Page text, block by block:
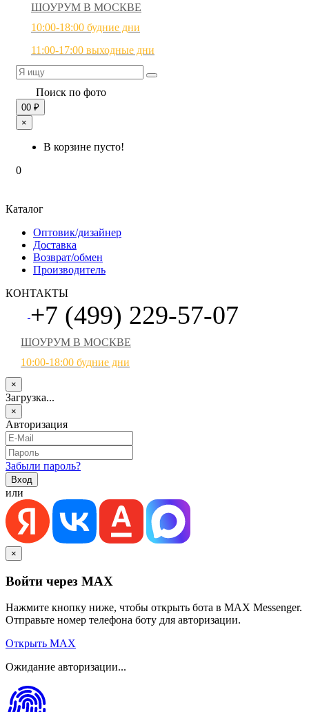
ШОУРУМ В МОСКВЕ
10:00-18:00 будние дни
11:00-17:00 выходные дни
Поиск по фото
00 ₽
×
В корзине пусто!
0
Каталог
Оптовик/дизайнер
Доставка
Возврат/обмен
Производитель
КОНТАКТЫ
+7 (499) 229-57-07
ШОУРУМ В МОСКВЕ
10:00-18:00 будние дни
×
Загрузка...
×
Авторизация
Забыли пароль?
или
×
Войти через MAX
Нажмите кнопку ниже, чтобы открыть бота в MAX Messenger.
Отправьте номер телефона боту для авторизации.
Открыть MAX
Ожидание авторизации...